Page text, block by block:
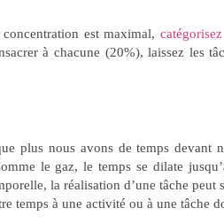
est maximal,
à chacune (20%), laissez les
plus nous avons de temps devant
le gaz, le temps se dilate
la réalisation d’une tâche peut
temps à une activité ou à une tâche